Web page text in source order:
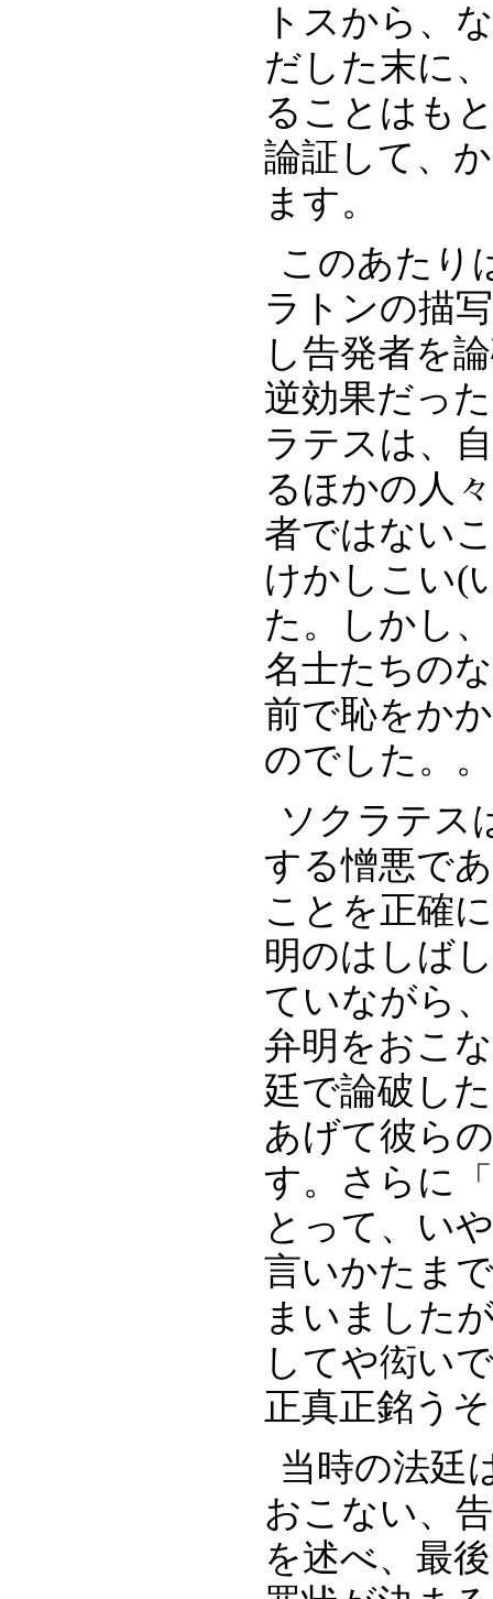
トスから、
だした末に
ることはも
論証して、
ます。
このあたり
ラトンの描
し告発者を
逆効果だっ
ラテスは、
るほかの人
者ではない
けかしこい(
た。しかし
名士たちの
前で恥をか
のでした。。
ソクラテス
する憎悪で
ことを正確
明のはしば
ていながら
弁明をおこ
廷で論破し
あげて彼ら
す。さらに
とって、い
言いかたま
まいました
してや衒い
正真正銘う
当時の法廷
おこない、
を述べ、最